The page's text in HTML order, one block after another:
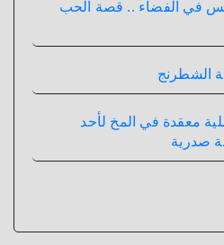
في الفضاء .. قصة الحب
معقدة في المخ لأحد
صدرية